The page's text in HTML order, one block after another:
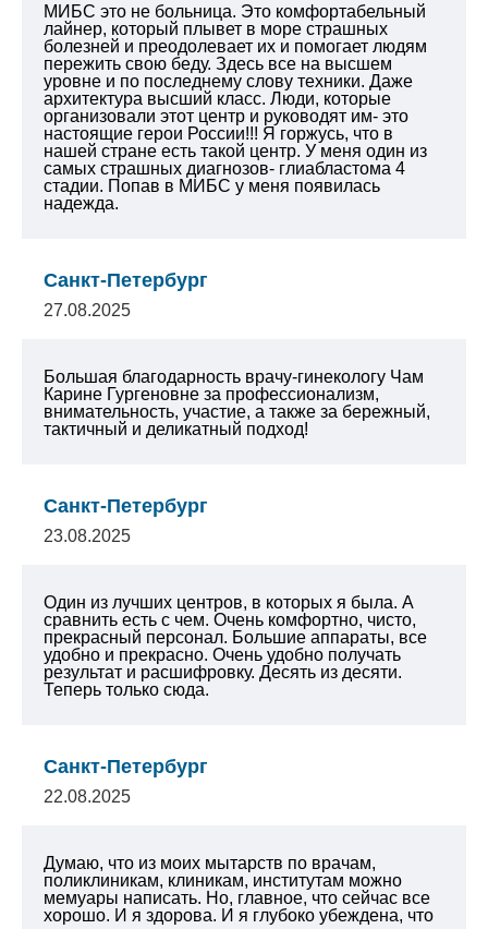
МИБС это не больница. Это комфортабельный
лайнер, который плывет в море страшных
болезней и преодолевает их и помогает людям
пережить свою беду. Здесь все на высшем
уровне и по последнему слову техники. Даже
архитектура высший класс. Люди, которые
организовали этот центр и руководят им- это
настоящие герои России!!! Я горжусь, что в
нашей стране есть такой центр. У меня один из
самых страшных диагнозов- глиабластома 4
стадии. Попав в МИБС у меня появилась
надежда.
Санкт-Петербург
27.08.2025
Большая благодарность врачу-гинекологу Чам
Карине Гургеновне за профессионализм,
внимательность, участие, а также за бережный,
тактичный и деликатный подход!
Санкт-Петербург
23.08.2025
Один из лучших центров, в которых я была. А
сравнить есть с чем. Очень комфортно, чисто,
прекрасный персонал. Большие аппараты, все
удобно и прекрасно. Очень удобно получать
результат и расшифровку. Десять из десяти.
Теперь только сюда.
Санкт-Петербург
22.08.2025
Думаю, что из моих мытарств по врачам,
поликлиникам, клиникам, институтам можно
мемуары написать. Но, главное, что сейчас все
хорошо. И я здорова. И я глубоко убеждена, что